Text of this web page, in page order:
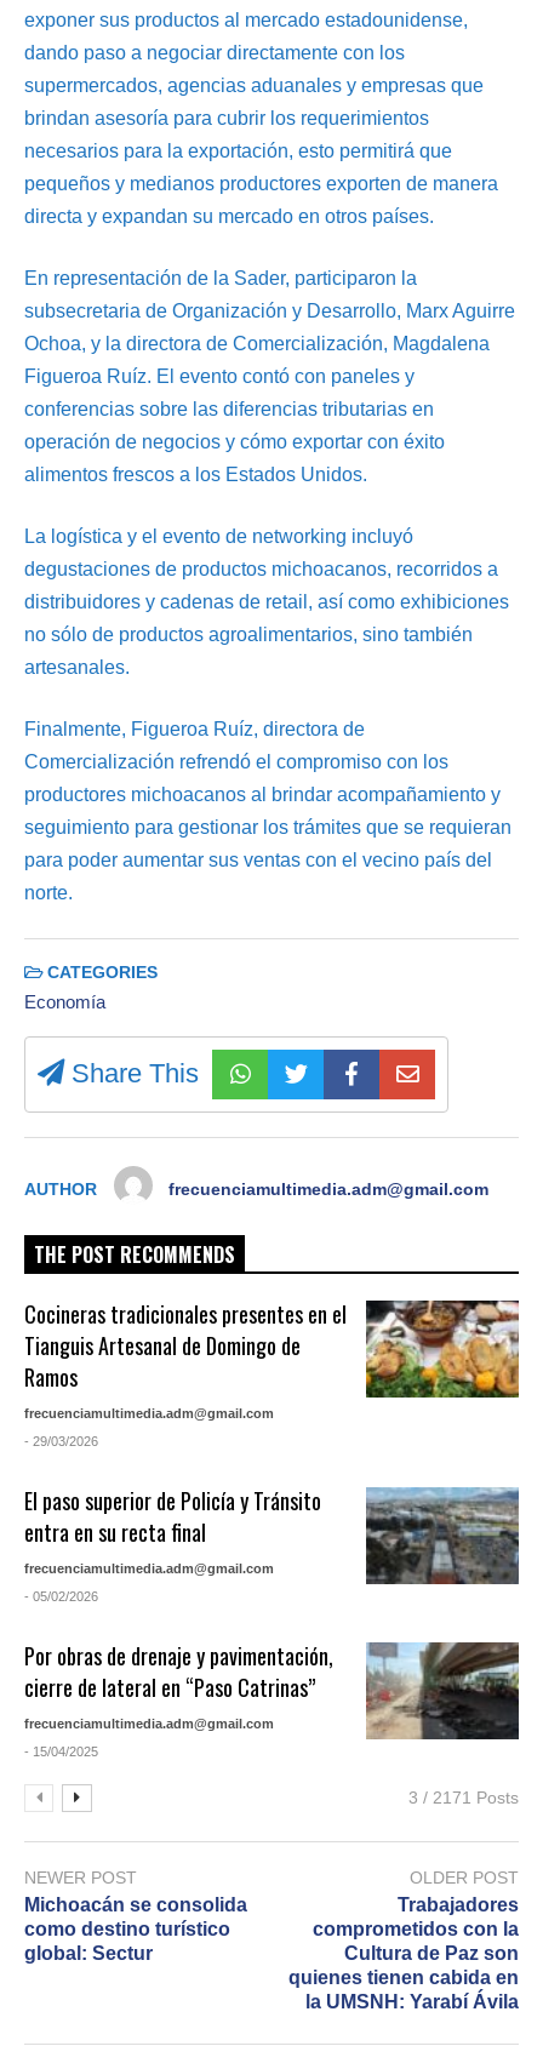
exponer sus productos al mercado estadounidense,
dando paso a negociar directamente con los
supermercados, agencias aduanales y empresas que
brindan asesoría para cubrir los requerimientos
necesarios para la exportación, esto permitirá que
pequeños y medianos productores exporten de manera
directa y expandan su mercado en otros países.
En representación de la Sader, participaron la
subsecretaria de Organización y Desarrollo, Marx Aguirre
Ochoa, y la directora de Comercialización, Magdalena
Figueroa Ruíz. El evento contó con paneles y
conferencias sobre las diferencias tributarias en
operación de negocios y cómo exportar con éxito
alimentos frescos a los Estados Unidos.
La logística y el evento de networking incluyó
degustaciones de productos michoacanos, recorridos a
distribuidores y cadenas de retail, así como exhibiciones
no sólo de productos agroalimentarios, sino también
artesanales.
Finalmente, Figueroa Ruíz, directora de
Comercialización refrendó el compromiso con los
productores michoacanos al brindar acompañamiento y
seguimiento para gestionar los trámites que se requieran
para poder aumentar sus ventas con el vecino país del
norte.
CATEGORIES
Economía
Share This
AUTHOR frecuenciamultimedia.adm@gmail.com
THE POST RECOMMENDS
Cocineras tradicionales presentes en el
Tianguis Artesanal de Domingo de
Ramos
frecuenciamultimedia.adm@gmail.com
- 29/03/2026
El paso superior de Policía y Tránsito
entra en su recta final
frecuenciamultimedia.adm@gmail.com
- 05/02/2026
Por obras de drenaje y pavimentación,
cierre de lateral en “Paso Catrinas”
frecuenciamultimedia.adm@gmail.com
- 15/04/2025
3 / 2171 Posts
NEWER POST
Michoacán se consolida
como destino turístico
global: Sectur
OLDER POST
Trabajadores
comprometidos con la
Cultura de Paz son
quienes tienen cabida en
la UMSNH: Yarabí Ávila